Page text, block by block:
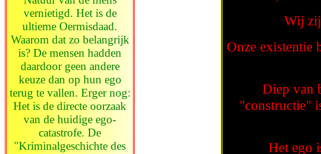
vernietigd. Het is de
ultieme Oermisdaad.
Waarom dat zo belangrijk
is? De mensen hadden
daardoor geen andere
keuze dan op hun ego
terug te vallen. Erger nog:
Het is de directe oorzaak
van de huidige ego-
catastrofe. De
"Kriminalgeschichte des
Wij
Onze existentie
Diep van
"constructie"
Het ego